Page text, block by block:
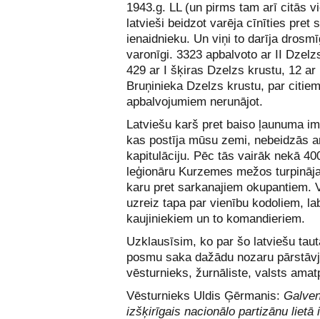
1943.g. LL (un pirms tam arī citās
latvieši beidzot varēja cīnīties pret
ienaidnieku. Un viņi to darīja
varonīgi. 3323 apbalvoto ar II
429 ar I šķiras Dzelzs krustu, 12 ar
Bruņinieka Dzelzs krustu, par citiem
apbalvojumiem nerunājot.
Latviešu karš pret baiso ļaunuma
kas postīja mūsu zemi, nebeidzās
kapitulāciju. Pēc tās vairāk nekā
leģionāru Kurzemes mežos
karu pret sarkanajiem okupantiem.
uzreiz tapa par vienību kodoliem,
kaujiniekiem un to komandieriem.
Uzklausīsim, ko par šo latviešu
posmu saka dažādu nozaru
vēsturnieks, žurnāliste, valsts
Vēsturnieks Uldis Ģērmanis:
izšķirīgais nacionālo partizānu lietā